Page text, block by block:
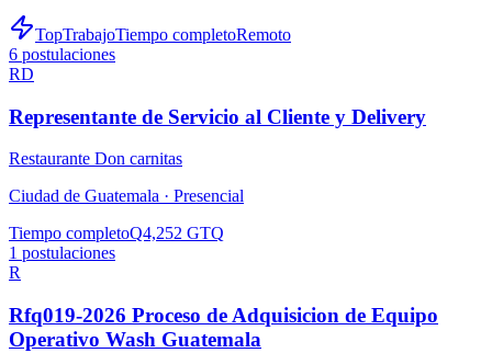
TopTrabajoTiempo completoRemoto
6 postulaciones
RD
Representante de Servicio al Cliente y Delivery
Restaurante Don carnitas
Ciudad de Guatemala · Presencial
Tiempo completoQ4,252 GTQ
1 postulaciones
R
Rfq019-2026 Proceso de Adquisicion de Equipo
Operativo Wash Guatemala